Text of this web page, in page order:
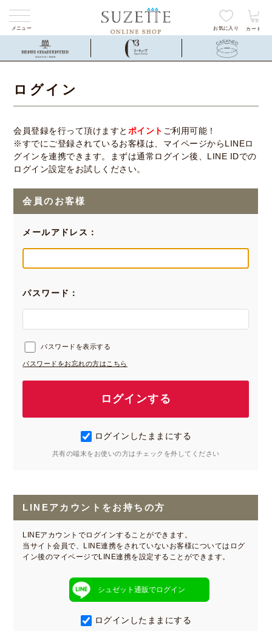
メニュー お気に入り カート
ログイン
会員登録を行って頂けますと ポイント ご利用可能！
※すでにご登録されているお客様は、マイページからLINEロ
グインを連携できます。まずは通常ログイン後、LINE IDでの
ログイン設定をお試しください。
会員のお客様
メールアドレス：
パスワード：
パスワードを表示する
パスワードをお忘れの方はこちら
ログインしたままにする
共有の端末をお使いの方はチェックを外してください
LINEアカウントをお持ちの方
LINEアカウントでログインすることができます。
当サイト会員で、LINE連携をされていないお客様についてはログ
イン後のマイページでLINE連携を設定することができます。
シュゼット通販でログイン
ログインしたままにする